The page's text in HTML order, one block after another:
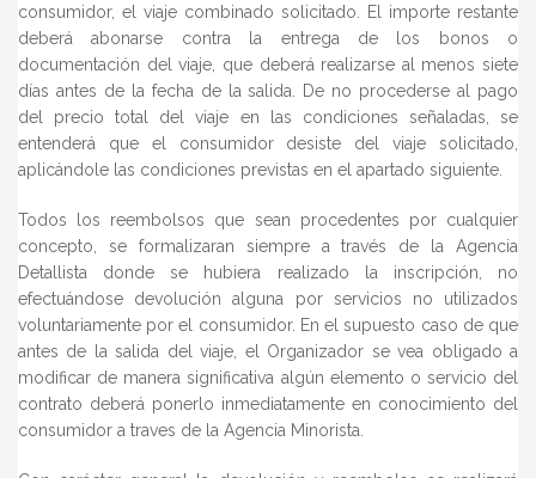
consumidor, el viaje combinado solicitado. El importe restante
deberá abonarse contra la entrega de los bonos o
documentación del viaje, que deberá realizarse al menos siete
días antes de la fecha de la salida. De no procederse al pago
del precio total del viaje en las condiciones señaladas, se
entenderá que el consumidor desiste del viaje solicitado,
aplicándole las condiciones previstas en el apartado siguiente.
Todos los reembolsos que sean procedentes por cualquier
concepto, se formalizaran siempre a través de la Agencia
Detallista donde se hubiera realizado la inscripción, no
efectuándose devolución alguna por servicios no utilizados
voluntariamente por el consumidor. En el supuesto caso de que
antes de la salida del viaje, el Organizador se vea obligado a
modificar de manera significativa algún elemento o servicio del
contrato deberá ponerlo inmediatamente en conocimiento del
consumidor a traves de la Agencia Minorista.